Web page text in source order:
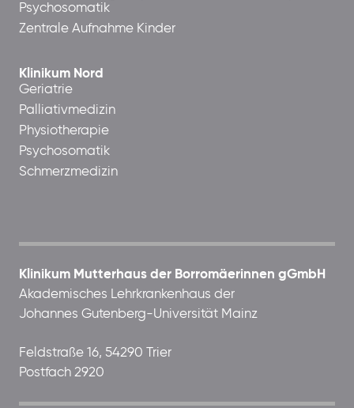
Psychosomatik
Zentrale Aufnahme Kinder
Klinikum Nord
Geriatrie
Palliativmedizin
Physiotherapie
Psychosomatik
Schmerzmedizin
Klinikum Mutterhaus der Borromäerinnen gGmbH
Akademisches Lehrkrankenhaus der
Johannes Gutenberg-Universität Mainz
Feldstraße 16, 54290 Trier
Postfach 2920